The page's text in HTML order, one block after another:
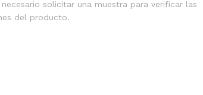
solicitar una muestra para verificar las
del producto.